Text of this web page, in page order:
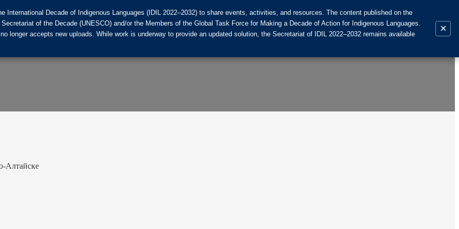
Алтайске
Decade of Indigenous Languages (IDIL 2022–2032) to share events, activities, and resources. The content published on the
of the Decade (UNESCO) and/or the Members of the Global Task Force for Making a Decade of Action for Indigenous Languages.
longer accepts new uploads. While work is underway to provide an updated solution, the Secretariat of IDIL 2022–2032 remains available
×